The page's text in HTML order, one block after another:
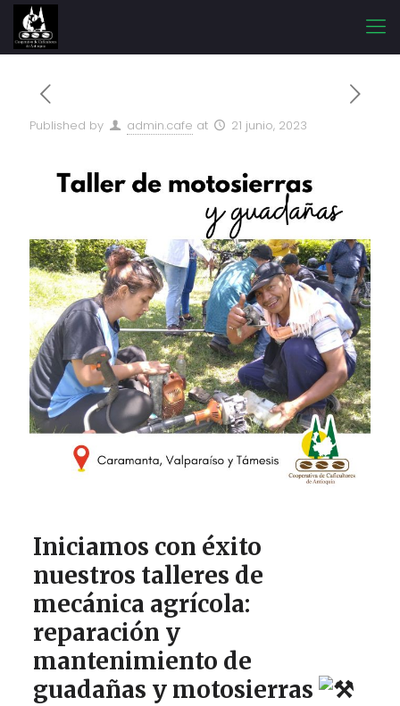
Published by admin.cafe at 21 junio, 2023
Iniciamos con éxito
nuestros talleres de
mecánica agrícola:
reparación y
mantenimiento de
guadañas y motosierras